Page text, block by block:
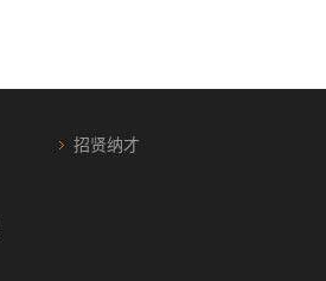
招贤纳才